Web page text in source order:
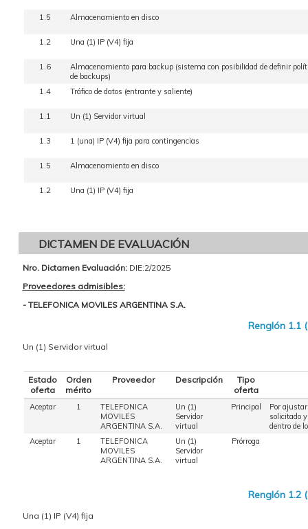
1.5 Almacenamiento en disco
1.2 Una (1) IP (V4) fija
1.6
Almacenamiento para backup (sistema con posibilidad de definir
de backups)
1.4
Tráfico de datos (entrante y saliente)
1.1 Un (1) Servidor virtual
1.3 1 (una) IP (V4) fija para contingencias
1.5 Almacenamiento en disco
1.2 Una (1) IP (V4) fija
DICTAMEN DE EVALUACIÓN
Nro. Dictamen Evaluación:DIE:2/2025
Proveedores admisibles:
- TELEFONICA MOVILES ARGENTINA S.A.
Renglón 1.1
Un (1) Servidor virtual
Estado
oferta
Orden
mérito
Proveedor Descripción
Tipo
oferta
Aceptar 1
TELEFONICA
MOVILES
ARGENTINA S.A.
Un (1)
Servidor
virtual
Principal
Por
solicitado
dentro de
Aceptar
1
TELEFONICA
MOVILES
ARGENTINA S.A.
Un (1)
Servidor
virtual
Prórroga
Renglón 1.2
Una (1) IP (V4) fija